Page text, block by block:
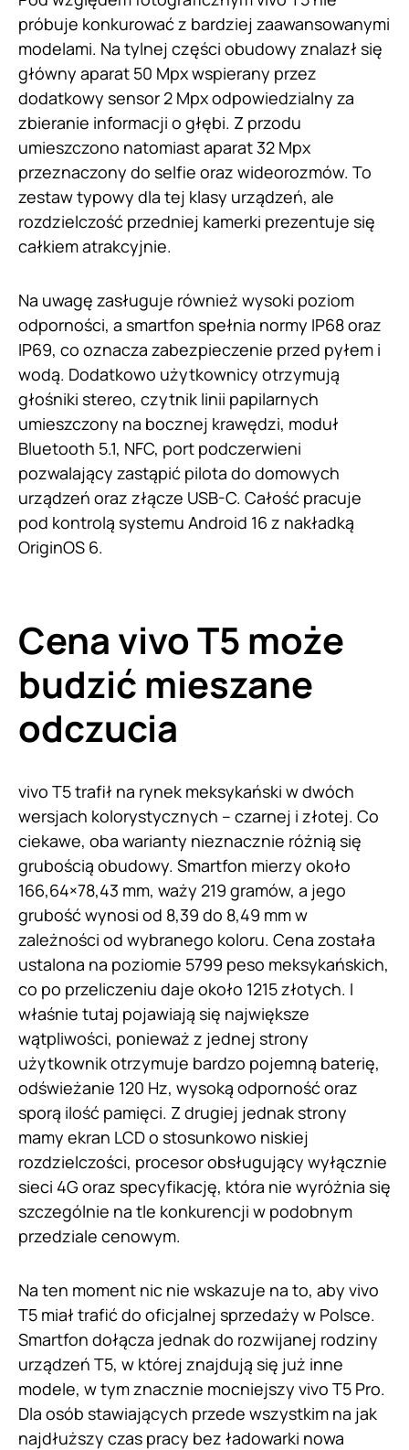
próbuje konkurować z bardziej zaawansowanymi
modelami. Na tylnej części obudowy znalazł się
główny aparat 50 Mpx wspierany przez
dodatkowy sensor 2 Mpx odpowiedzialny za
zbieranie informacji o głębi. Z przodu
umieszczono natomiast aparat 32 Mpx
przeznaczony do selfie oraz wideorozmów. To
zestaw typowy dla tej klasy urządzeń, ale
rozdzielczość przedniej kamerki prezentuje się
całkiem atrakcyjnie.
Na uwagę zasługuje również wysoki poziom
odporności, a smartfon spełnia normy IP68 oraz
IP69, co oznacza zabezpieczenie przed pyłem i
wodą. Dodatkowo użytkownicy otrzymują
głośniki stereo, czytnik linii papilarnych
umieszczony na bocznej krawędzi, moduł
Bluetooth 5.1, NFC, port podczerwieni
pozwalający zastąpić pilota do domowych
urządzeń oraz złącze USB-C. Całość pracuje
pod kontrolą systemu Android 16 z nakładką
OriginOS 6.
Cena vivo T5 może
budzić mieszane
odczucia
vivo T5 trafił na rynek meksykański w dwóch
wersjach kolorystycznych – czarnej i złotej. Co
ciekawe, oba warianty nieznacznie różnią się
grubością obudowy. Smartfon mierzy około
166,64×78,43 mm, waży 219 gramów, a jego
grubość wynosi od 8,39 do 8,49 mm w
zależności od wybranego koloru. Cena została
ustalona na poziomie 5799 peso meksykańskich,
co po przeliczeniu daje około 1215 złotych. I
właśnie tutaj pojawiają się największe
wątpliwości, ponieważ z jednej strony
użytkownik otrzymuje bardzo pojemną baterię,
odświeżanie 120 Hz, wysoką odporność oraz
sporą ilość pamięci. Z drugiej jednak strony
mamy ekran LCD o stosunkowo niskiej
rozdzielczości, procesor obsługujący wyłącznie
sieci 4G oraz specyfikację, która nie wyróżnia się
szczególnie na tle konkurencji w podobnym
przedziale cenowym.
Na ten moment nic nie wskazuje na to, aby vivo
T5 miał trafić do oficjalnej sprzedaży w Polsce.
Smartfon dołącza jednak do rozwijanej rodziny
urządzeń T5, w której znajdują się już inne
modele, w tym znacznie mocniejszy vivo T5 Pro.
Dla osób stawiających przede wszystkim na jak
najdłuższy czas pracy bez ładowarki nowa